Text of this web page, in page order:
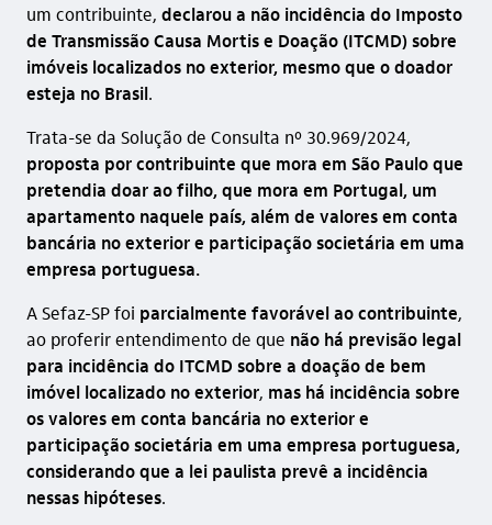
um contribuinte, declarou a não incidência do Imposto
de Transmissão Causa Mortis e Doação (ITCMD) sobre
imóveis localizados no exterior, mesmo que o doador
esteja no Brasil.
Trata-se da Solução de Consulta nº 30.969/2024,
proposta por contribuinte que mora em São Paulo que
pretendia doar ao filho, que mora em Portugal, um
apartamento naquele país, além de valores em conta
bancária no exterior e participação societária em uma
empresa portuguesa.
A Sefaz-SP foi parcialmente favorável ao contribuinte,
ao proferir entendimento de que não há previsão legal
para incidência do ITCMD sobre a doação de bem
imóvel localizado no exterior, mas há incidência sobre
os valores em conta bancária no exterior e
participação societária em uma empresa portuguesa,
considerando que a lei paulista prevê a incidência
nessas hipóteses.